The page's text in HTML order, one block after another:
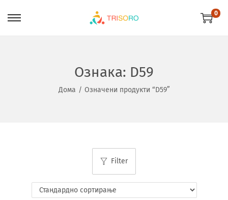
0
Ознака: D59
Дома / Означени продукти “D59”
Filter